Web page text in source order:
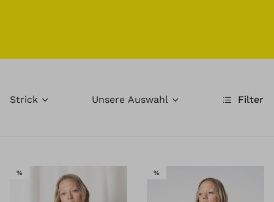
Strick Filter
Unsere Auswahl
%SALE %SALE